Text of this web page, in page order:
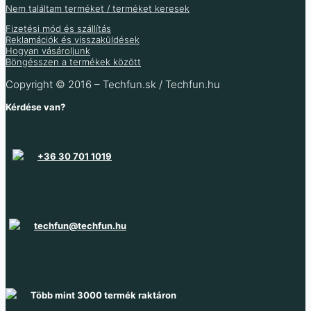
Több információ
Nem találtam terméket / terméket keresek
Fizetési mód és szállítás
Reklamációk és visszaküldések
Hogyan vásároljunk
Böngésszen a termékek között
Copyright © 2016 – Techfun.sk / Techfun.hu
Kérdése van?
+36 30 701 1019
techfun@techfun.hu
Több mint 3000 termék raktáron